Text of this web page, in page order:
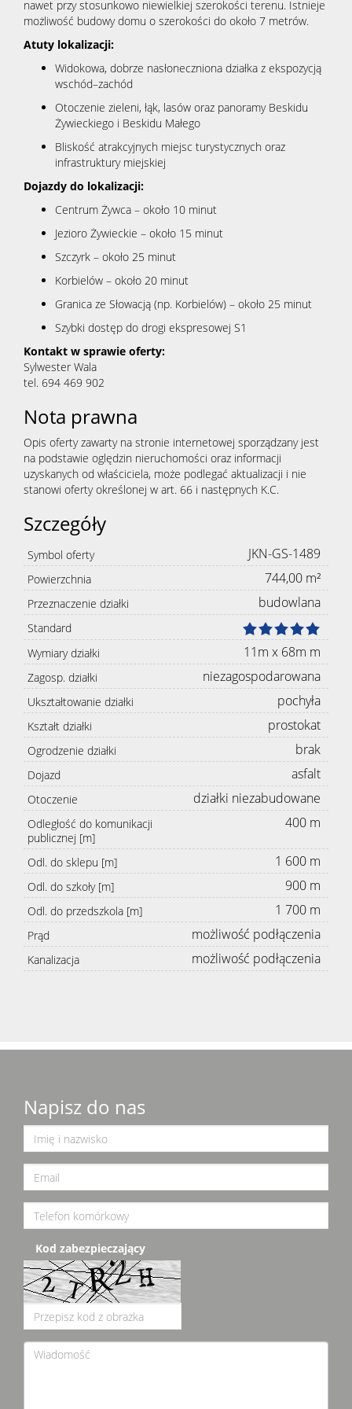
nawet przy stosunkowo niewielkiej szerokości terenu. Istnieje
możliwość budowy domu o szerokości do około 7 metrów.
Atuty lokalizacji:
Widokowa, dobrze nasłoneczniona działka z ekspozycją
wschód–zachód
Otoczenie zieleni, łąk, lasów oraz panoramy Beskidu
Żywieckiego i Beskidu Małego
Bliskość atrakcyjnych miejsc turystycznych oraz
infrastruktury miejskiej
Dojazdy do lokalizacji:
Centrum Żywca – około 10 minut
Jezioro Żywieckie – około 15 minut
Szczyrk – około 25 minut
Korbielów – około 20 minut
Granica ze Słowacją (np. Korbielów) – około 25 minut
Szybki dostęp do drogi ekspresowej S1
Kontakt w sprawie oferty:
Sylwester Wala
tel. 694 469 902
Nota prawna
Opis oferty zawarty na stronie internetowej sporządzany jest
na podstawie oględzin nieruchomości oraz informacji
uzyskanych od właściciela, może podlegać aktualizacji i nie
stanowi oferty określonej w art. 66 i następnych K.C.
Szczegóły
Symbol oferty JKN-GS-1489
Powierzchnia 744,00 m²
Przeznaczenie działki budowlana
Standard
Wymiary działki
11m x 68m m
Zagosp. działki niezagospodarowana
Ukształtowanie działki pochyła
Kształt działki prostokat
Ogrodzenie działki brak
Dojazd asfalt
Otoczenie działki niezabudowane
Odległość do komunikacji
publicznej [m]
400 m
Odl. do sklepu [m] 1 600 m
Odl. do szkoły [m] 900 m
Odl. do przedszkola [m] 1 700 m
Prąd możliwość podłączenia
Kanalizacja możliwość podłączenia
Napisz do nas
Kod zabezpieczający